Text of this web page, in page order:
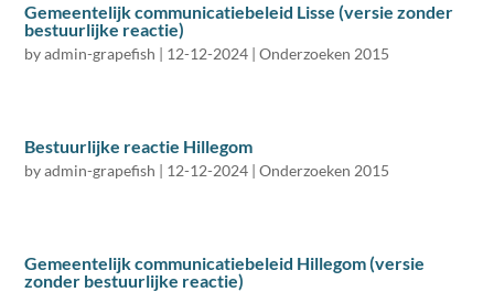
Gemeentelijk communicatiebeleid Lisse (versie zonder
bestuurlijke reactie)
byadmin-grapefish | 12-12-2024 |Onderzoeken 2015
Bestuurlijke reactie Hillegom
byadmin-grapefish | 12-12-2024 |Onderzoeken 2015
Gemeentelijk communicatiebeleid Hillegom (versie
zonder bestuurlijke reactie)